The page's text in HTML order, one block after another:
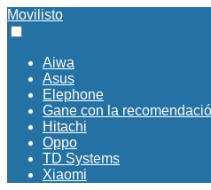
Movilisto
Aiwa
Asus
Elephone
Gane con la
Hitachi
Oppo
TD Systems
Xiaomi